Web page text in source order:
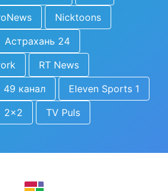
Nicktoons
Астрахань 24
RT News
49 канал
Eleven Sports 1
2x2 TV Puls